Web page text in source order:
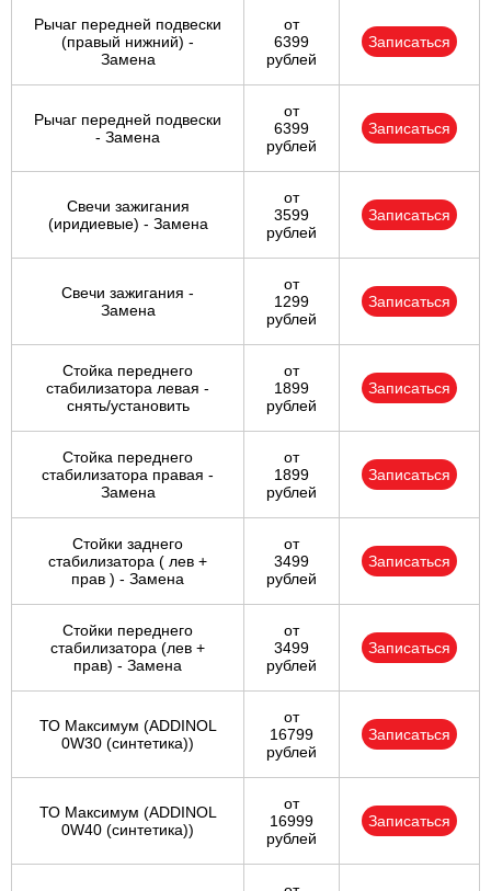
Рычаг передней подвески
(правый нижний) -
Замена
от
6399
рублей
Записаться
Рычаг передней подвески
- Замена
от
6399
рублей
Записаться
Свечи зажигания
(иридиевые) - Замена
от
3599
рублей
Записаться
Свечи зажигания -
Замена
от
1299
рублей
Записаться
Стойка переднего
стабилизатора левая -
снять/установить
от
1899
рублей
Записаться
Стойка переднего
стабилизатора правая -
Замена
от
1899
рублей
Записаться
Стойки заднего
стабилизатора ( лев +
прав ) - Замена
от
3499
рублей
Записаться
Стойки переднего
стабилизатора (лев +
прав) - Замена
от
3499
рублей
Записаться
ТО Максимум (ADDINOL
0W30 (синтетика))
от
16799
рублей
Записаться
ТО Максимум (ADDINOL
0W40 (синтетика))
от
16999
рублей
Записаться